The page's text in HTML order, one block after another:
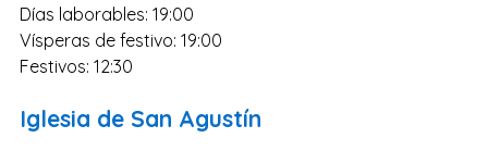
Zaragoza
Murcia
Cádiz
Días laborables: 19:00
Vísperas de festivo: 19:00
Festivos: 12:30
Iglesia de San Agustín